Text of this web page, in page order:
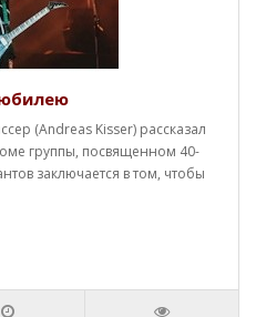
(Andreas Kisser) рассказал
группы, посвященном 40-
заключается в том, чтобы